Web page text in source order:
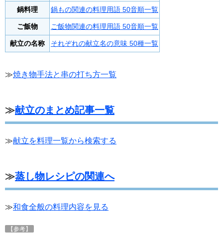
鍋料理 鍋もの関連の料理用語 50音順一覧
ご飯物 ご飯物関連の料理用語 50音順一覧
献立の名称 それぞれの献立名の意味 50種一覧
≫焼き物手法と串の打ち方一覧
≫献立のまとめ記事一覧
≫献立を料理一覧から検索する
≫蒸し物レシピの関連へ
≫和食全般の料理内容を見る
【参考】